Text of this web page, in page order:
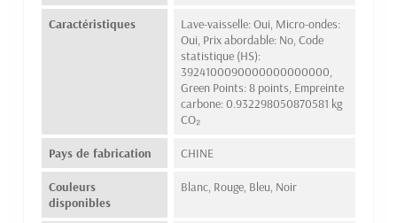
Caractéristiques
Lave-vaisselle: Oui, Micro-ondes:
Oui, Prix abordable: No, Code
statistique (HS):
3924100090000000000000,
Green Points: 8 points, Empreinte
carbone: 0.932298050870581 kg
CO₂
Pays de fabrication CHINE
Couleurs
disponibles
Blanc, Rouge, Bleu, Noir